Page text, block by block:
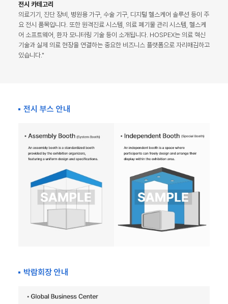
전시 카테고리
의료기기, 진단 장비, 병원용 가구, 수술 기구, 디지털 헬스케어 솔루션 등이 주
요 전시 품목입니다. 또한 원격진료 시스템, 의료 폐기물 관리 시스템, 헬스케
어 소프트웨어, 환자 모니터링 기술 등이 소개됩니다. HOSPEX는 의료 혁신
기술과 실제 의료 현장을 연결하는 중요한 비즈니스 플랫폼으로 자리매김하고
있습니다."
전시 부스 안내
박람회장 안내